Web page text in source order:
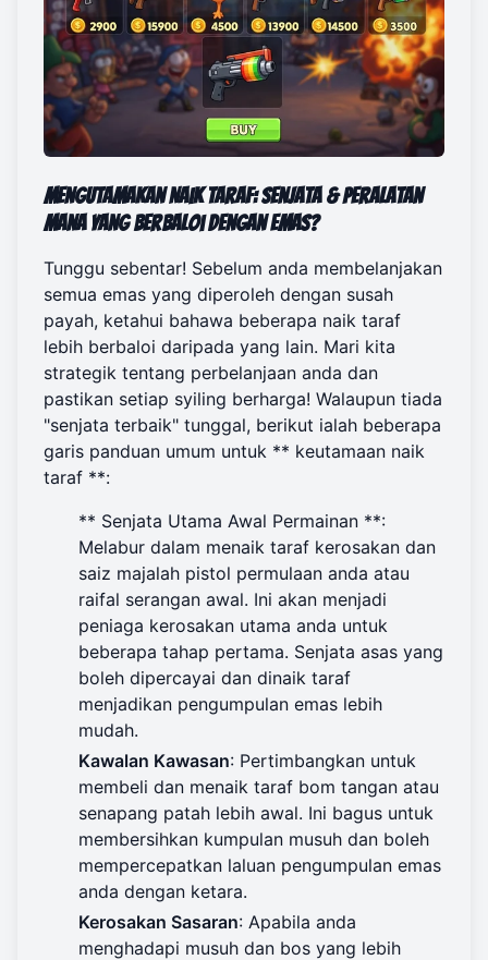
Mengutamakan Naik Taraf: Senjata & Peralatan
Mana yang Berbaloi dengan Emas?
Tunggu sebentar! Sebelum anda membelanjakan
semua emas yang diperoleh dengan susah
payah, ketahui bahawa beberapa naik taraf
lebih berbaloi daripada yang lain. Mari kita
strategik tentang perbelanjaan anda dan
pastikan setiap syiling berharga! Walaupun tiada
"senjata terbaik" tunggal, berikut ialah beberapa
garis panduan umum untuk ** keutamaan naik
taraf **:
** Senjata Utama Awal Permainan **:
Melabur dalam menaik taraf kerosakan dan
saiz majalah pistol permulaan anda atau
raifal serangan awal. Ini akan menjadi
peniaga kerosakan utama anda untuk
beberapa tahap pertama. Senjata asas yang
boleh dipercayai dan dinaik taraf
menjadikan pengumpulan emas lebih
mudah.
Kawalan Kawasan: Pertimbangkan untuk
membeli dan menaik taraf bom tangan atau
senapang patah lebih awal. Ini bagus untuk
membersihkan kumpulan musuh dan boleh
mempercepatkan laluan pengumpulan emas
anda dengan ketara.
Kerosakan Sasaran: Apabila anda
menghadapi musuh dan bos yang lebih